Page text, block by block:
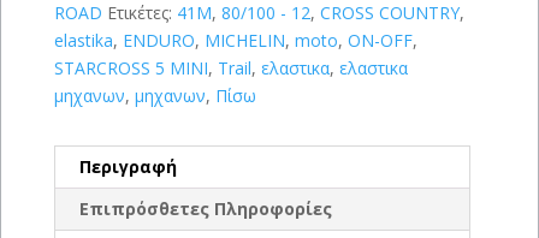
ROAD Ετικέτες: 41M, 80/100 - 12, CROSS COUNTRY,
elastika, ENDURO, MICHELIN, moto, ON-OFF,
STARCROSS 5 MINI, Trail, ελαστικα, ελαστικα
μηχανων, μηχανων, Πίσω
Περιγραφή
Επιπρόσθετες Πληροφορίες